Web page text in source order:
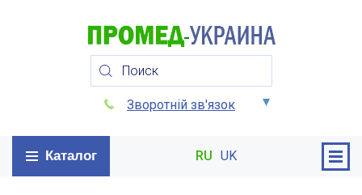
Зворотній зв'язок
Каталог RU UK